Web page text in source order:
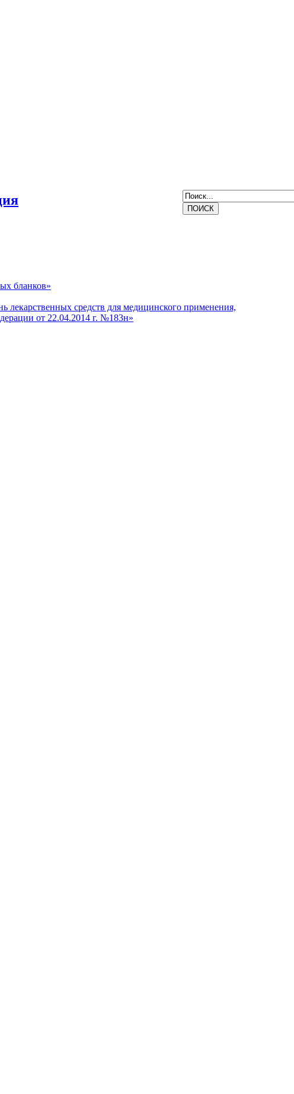
бланков»
средств для медицинского применения,
от 22.04.2014 г. №183н»